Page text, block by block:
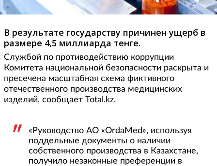
В результате государству причинен ущерб в
размере 4,5 миллиарда тенге.
Службой по противодействию коррупции
Комитета национальной безопасности раскрыта и
пресечена масштабная схема фиктивного
отечественного производства медицинских
изделий, сообщает Total.kz.
«Руководство АО «OrdaMed», используя
поддельные документы о наличии
собственного производства в Казахстане,
получило незаконные преференции в